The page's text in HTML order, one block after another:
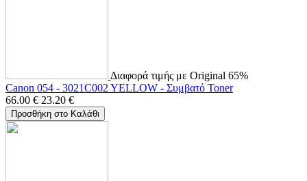
Διαφορά τιμής με Original 65%
Canon 054 - 3021C002 YELLOW - Συμβατό Toner
66.00 € 23.20 €
Προσθήκη στο Καλάθι